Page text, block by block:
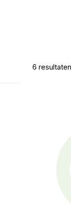
6 resultaten